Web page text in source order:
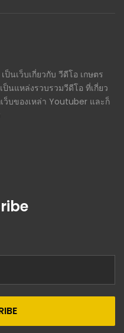
นเว็บเกี่ยวกับ วีดีโอ เกษตร
นแหล่งรวบรวมวีดีโอ ที่เกี่ยว
ว็บของเหล่า Youtuber และก็